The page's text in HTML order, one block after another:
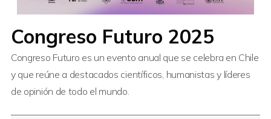
Congreso Futuro 2025
Congreso Futuro es un evento anual que se celebra en Chile
y que reúne a destacados científicos, humanistas y líderes
de opinión de todo el mundo.